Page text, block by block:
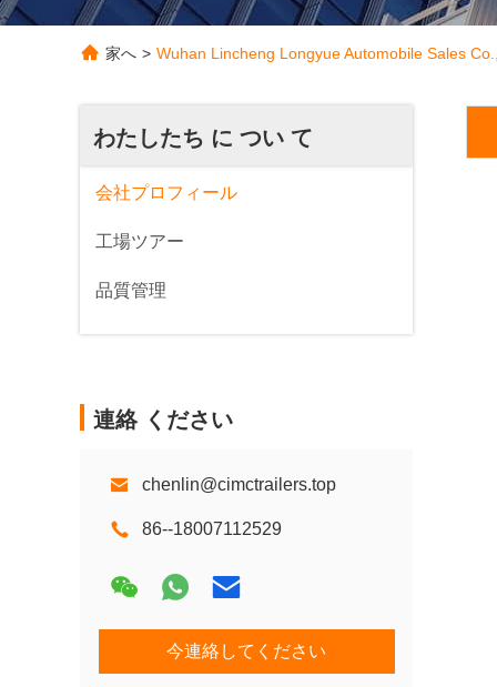
家へ > Wuhan Lincheng Longyue Automobile Sales
わたしたち に つい て
会社プロフィール
工場ツアー
品質管理
連絡 ください
chenlin@cimctrailers.top
86--18007112529
今連絡してください